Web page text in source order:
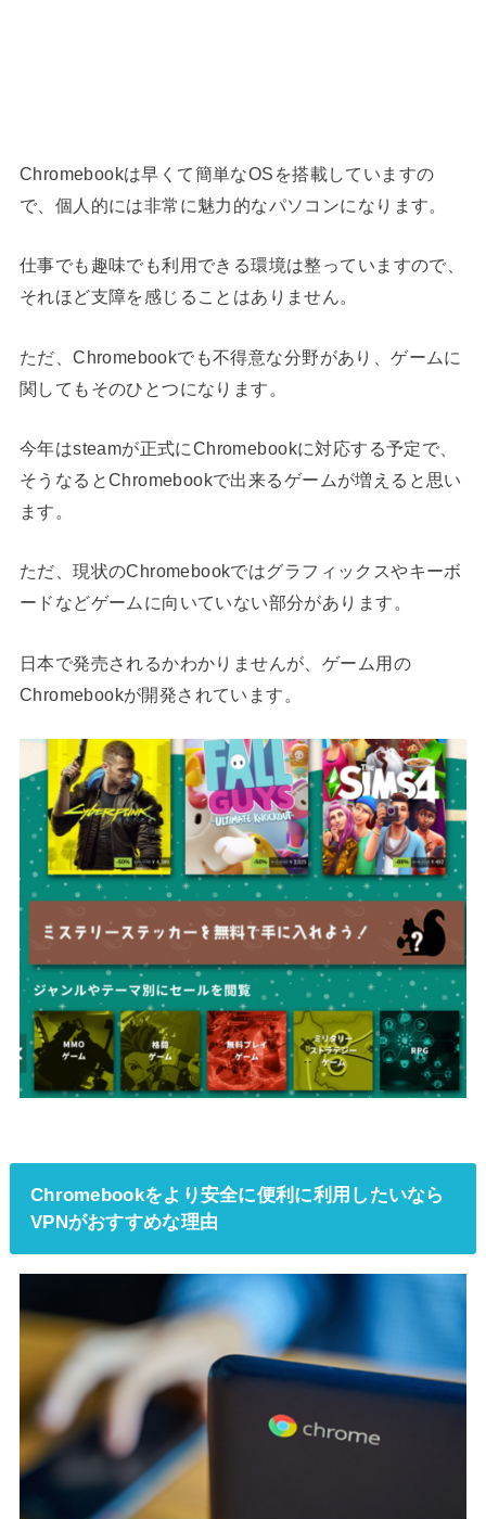
Chromebookは早くて簡単なOSを搭載していますの
で、個人的には非常に魅力的なパソコンになります。
仕事でも趣味でも利用できる環境は整っていますので、
それほど支障を感じることはありません。
ただ、Chromebookでも不得意な分野があり、ゲームに
関してもそのひとつになります。
今年はsteamが正式にChromebookに対応する予定で、
そうなるとChromebookで出来るゲームが増えると思い
ます。
ただ、現状のChromebookではグラフィックスやキーボ
ードなどゲームに向いていない部分があります。
日本で発売されるかわかりませんが、ゲーム用の
Chromebookが開発されています。
Chromebookをより安全に便利に利用したいなら
VPNがおすすめな理由